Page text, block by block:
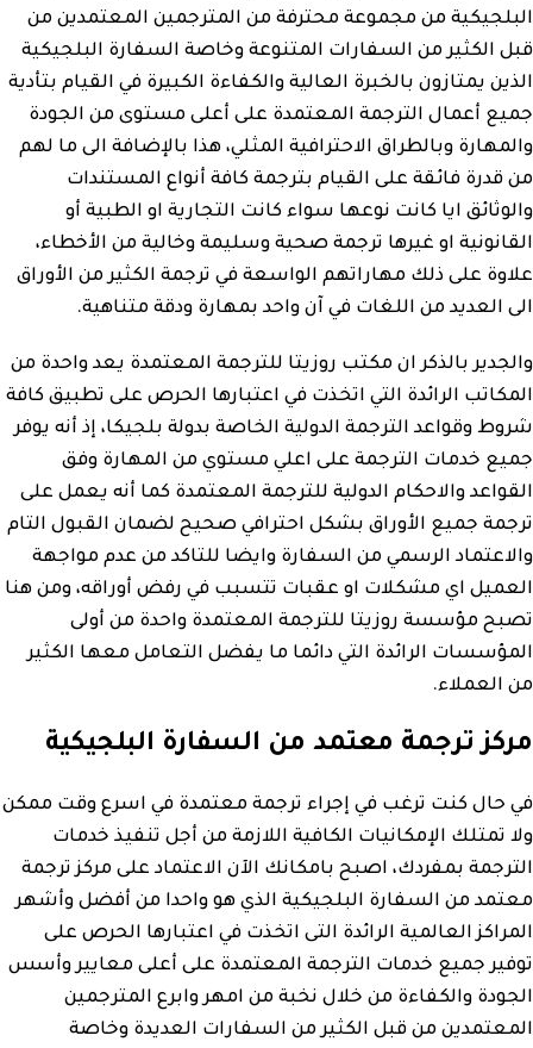
البلجيكية من مجموعة محترفة من المترجمين المعتمدين من
قبل الكثير من السفارات المتنوعة وخاصة السفارة البلجيكية
الذين يمتازون بالخبرة العالية والكفاءة الكبيرة في القيام بتأدية
جميع أعمال الترجمة المعتمدة على أعلى مستوى من الجودة
والمهارة وبالطراق الاحترافية المثلي، هذا بالإضافة الى ما لهم
من قدرة فائقة على القيام بترجمة كافة أنواع المستندات
والوثائق ايا كانت نوعها سواء كانت التجارية او الطبية أو
القانونية او غيرها ترجمة صحية وسليمة وخالية من الأخطاء،
علاوة على ذلك مهاراتهم الواسعة في ترجمة الكثير من الأوراق
الى العديد من اللغات في آن واحد بمهارة ودقة متناهية.
والجدير بالذكر ان مكتب روزيتا للترجمة المعتمدة يعد واحدة من
المكاتب الرائدة التي اتخذت في اعتبارها الحرص على تطبيق كافة
شروط وقواعد الترجمة الدولية الخاصة بدولة بلجيكا، إذ أنه يوفر
جميع خدمات الترجمة على اعلي مستوي من المهارة وفق
القواعد والاحكام الدولية للترجمة المعتمدة كما أنه يعمل على
ترجمة جميع الأوراق بشكل احترافي صحيح لضمان القبول التام
والاعتماد الرسمي من السفارة وايضا للتاكد من عدم مواجهة
العميل اي مشكلات او عقبات تتسبب في رفض أوراقه، ومن هنا
تصبح مؤسسة روزيتا للترجمة المعتمدة واحدة من أولى
المؤسسات الرائدة التي دائما ما يفضل التعامل معها الكثير
من العملاء.
مركز ترجمة معتمد من السفارة البلجيكية
في حال كنت ترغب في إجراء ترجمة معتمدة في اسرع وقت ممكن
ولا تمتلك الإمكانيات الكافية اللازمة من أجل تنفيذ خدمات
الترجمة بمفردك، اصبح بامكانك الآن الاعتماد على مركز ترجمة
معتمد من السفارة البلجيكية الذي هو واحدا من أفضل وأشهر
المراكز العالمية الرائدة التى اتخذت في اعتبارها الحرص على
توفير جميع خدمات الترجمة المعتمدة على أعلى معايير وأسس
الجودة والكفاءة من خلال نخبة من امهر وابرع المترجمين
المعتمدين من قبل الكثير من السفارات العديدة وخاصة